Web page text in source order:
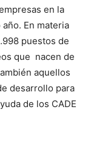
en la
En materia
puestos de
que nacen de
aquellos
desarrollo para
de los CADE